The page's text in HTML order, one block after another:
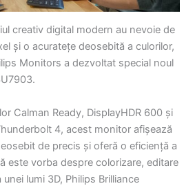
creativ digital modern au nevoie de
și o acuratețe deosebită a culorilor,
Monitors a dezvoltat special noul
Calman Ready, DisplayHDR 600 și
4, acest monitor afișează
de precis și oferă o eficiență a
este vorba despre colorizare, editare
lumi 3D, Philips Brilliance